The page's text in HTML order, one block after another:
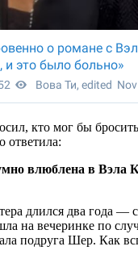
кто мог бы
ответила:
влюблена в Вэла
длился два года —
на вечеринке по
подруга Шер. Как